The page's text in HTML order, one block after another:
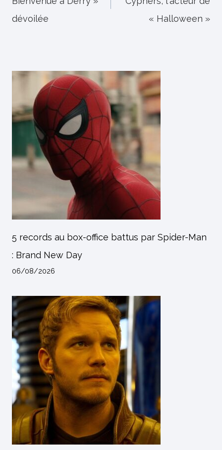
l’article
dévoilée
« Halloween »
5 records au box-office battus par Spider-Man
: Brand New Day
06/08/2026